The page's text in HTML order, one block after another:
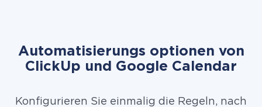
Automatisierungs optionen von
ClickUp und Google Calendar
Konfigurieren Sie einmalig die Regeln, nach